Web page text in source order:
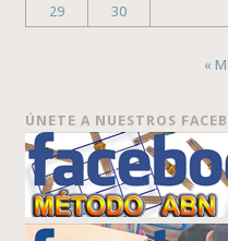
29
30
«
ÚNETE A NUESTROS